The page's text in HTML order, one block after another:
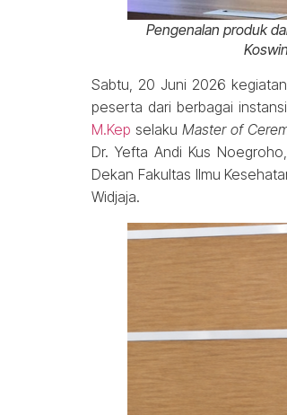
Pengenalan produk
Sabtu, 20 Juni 2026
peserta dari berbagai
M.Kep selaku Master of
Dr. Yefta Andi Kus
Dekan Fakultas Ilmu
Widjaja.